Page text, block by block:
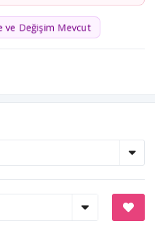
ve Değişim Mevcut